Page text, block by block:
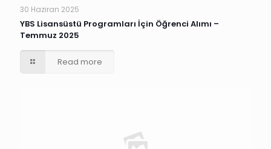
30 Haziran 2025
YBS Lisansüstü Programları İçin Öğrenci Alımı –
Temmuz 2025
Read more